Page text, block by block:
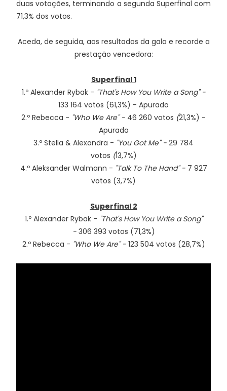
duas votações, terminando a segunda Superfinal com
71,3% dos votos.
Aceda, de seguida, aos resultados da gala e recorde a
prestação vencedora:
Superfinal 1
1.º Alexander Rybak - "That's How You Write a Song" -
133 164 votos (61,3%) - Apurado
2.º Rebecca - "Who We Are" - 46 260 votos (21,3%) -
Apurada
3.º Stella & Alexandra - "You Got Me" - 29 784
votos (13,7%)
4.º Aleksander Walmann - "Talk To The Hand" - 7 927
votos (3,7%)
Superfinal 2
1.º Alexander Rybak - "That's How You Write a Song"
-306 393 votos (71,3%)
2.º Rebecca - "Who We Are" - 123 504 votos (28,7%)